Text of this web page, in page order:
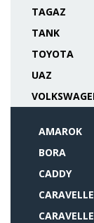
TAGAZ
TANK
TOYOTA
UAZ
AMAROK
BORA
CADDY
CARAVELLE